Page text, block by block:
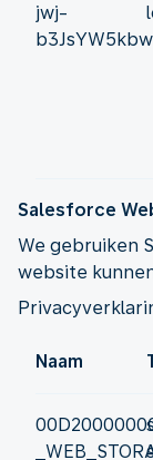
jwj-
b3JsYW5kbw
Salesforce
We gebruiken
website
Naam